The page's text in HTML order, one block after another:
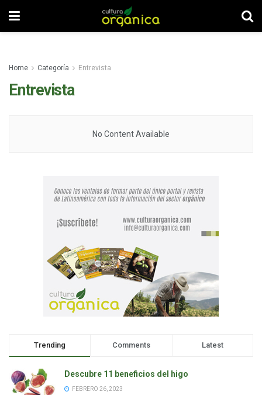
Home Categoría Entrevista
Entrevista
No Content Available
Trending Comments Latest
Descubre 11 beneficios del higo
FEBRERO 26, 2023